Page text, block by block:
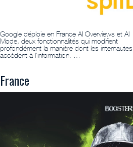
Google déploie en France AI Overviews et AI
Mode, deux fonctionnalités qui modifient
profondément la manière dont les internautes
accèdent à l’information. …
France